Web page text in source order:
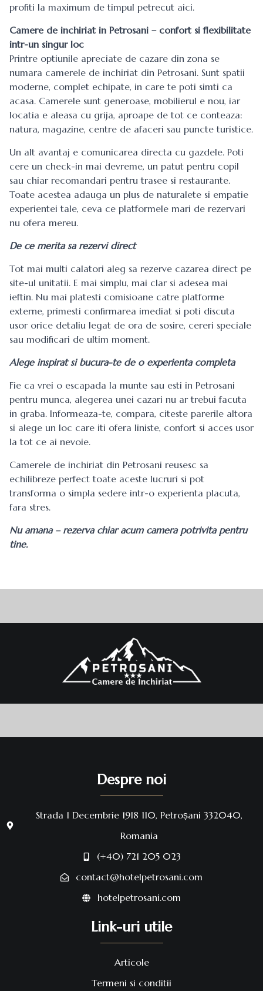
profiti la maximum de timpul petrecut aici.
Camere de inchiriat in Petrosani – confort si flexibilitate
intr-un singur loc
Printre optiunile apreciate de cazare din zona se
numara camerele de inchiriat din Petrosani. Sunt spatii
moderne, complet echipate, in care te poti simti ca
acasa. Camerele sunt generoase, mobilierul e nou, iar
locatia e aleasa cu grija, aproape de tot ce conteaza:
natura, magazine, centre de afaceri sau puncte turistice.
Un alt avantaj e comunicarea directa cu gazdele. Poti
cere un check-in mai devreme, un patut pentru copil
sau chiar recomandari pentru trasee si restaurante.
Toate acestea adauga un plus de naturalete si empatie
experientei tale, ceva ce platformele mari de rezervari
nu ofera mereu.
De ce merita sa rezervi direct
Tot mai multi calatori aleg sa rezerve cazarea direct pe
site-ul unitatii. E mai simplu, mai clar si adesea mai
ieftin. Nu mai platesti comisioane catre platforme
externe, primesti confirmarea imediat si poti discuta
usor orice detaliu legat de ora de sosire, cereri speciale
sau modificari de ultim moment.
Alege inspirat si bucura-te de o experienta completa
Fie ca vrei o escapada la munte sau esti in Petrosani
pentru munca, alegerea unei cazari nu ar trebui facuta
in graba. Informeaza-te, compara, citeste parerile altora
si alege un loc care iti ofera liniste, confort si acces usor
la tot ce ai nevoie.
Camerele de inchiriat din Petrosani reusesc sa
echilibreze perfect toate aceste lucruri si pot
transforma o simpla sedere intr-o experienta placuta,
fara stres.
Nu amana – rezerva chiar acum camera potrivita pentru
tine.
Despre noi
Strada 1 Decembrie 1918 110, Petroșani 332040,
Romania
(+40) 721 205 023
contact@hotelpetrosani.com
hotelpetrosani.com
Link-uri utile
Articole
Termeni si conditii